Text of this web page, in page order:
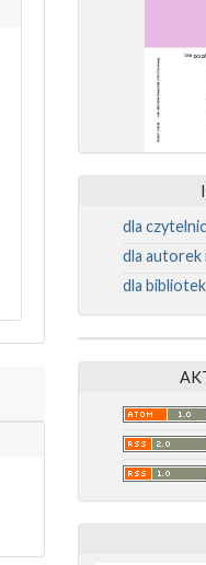
dla
dla
dla bibliotek